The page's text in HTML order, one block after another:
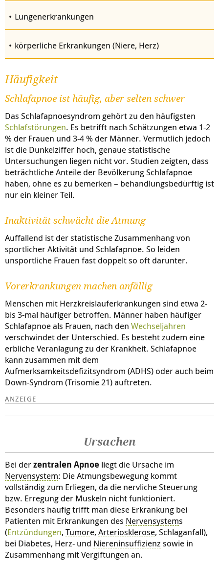
Lungenerkrankungen
körperliche Erkrankungen (Niere, Herz)
Häufigkeit
Schlafapnoe ist häufig, aber selten schwer
Das Schlafapnoesyndrom gehört zu den häufigsten
Schlafstörungen. Es betrifft nach Schätzungen etwa 1-2
% der Frauen und 3-4 % der Männer. Vermutlich jedoch
ist die Dunkelziffer hoch, genaue statistische
Untersuchungen liegen nicht vor. Studien zeigten, dass
beträchtliche Anteile der Bevölkerung Schlafapnoe
haben, ohne es zu bemerken – behandlungsbedürftig ist
nur ein kleiner Teil.
Inaktivität schwächt die Atmung
Auffallend ist der statistische Zusammenhang von
sportlicher Aktivität und Schlafapnoe. So leiden
unsportliche Frauen fast doppelt so oft darunter.
Vorerkrankungen machen anfällig
Menschen mit Herzkreislauferkrankungen sind etwa 2-
bis 3-mal häufiger betroffen. Männer haben häufiger
Schlafapnoe als Frauen, nach den Wechseljahren
verschwindet der Unterschied. Es besteht zudem eine
erbliche Veranlagung zu der Krankheit. Schlafapnoe
kann zusammen mit dem
Aufmerksamkeitsdefizitsyndrom (ADHS) oder auch beim
Down-Syndrom (Trisomie 21) auftreten.
Ursachen
Bei derzentralen Apnoe liegt die Ursache im
Nervensystem: Die Atmungsbewegung kommt
vollständig zum Erliegen, da die nervliche Steuerung
bzw. Erregung der Muskeln nicht funktioniert.
Besonders häufig trifft man diese Erkrankung bei
Patienten mit Erkrankungen des Nervensystems
(Entzündungen, Tumore, Arteriosklerose, Schlaganfall),
bei Diabetes, Herz- und Niereninsuffizienz sowie in
Zusammenhang mit Vergiftungen an.